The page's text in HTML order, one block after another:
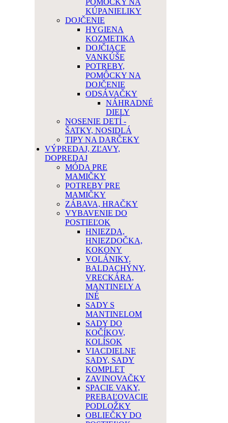
POMÔCKY NA
KÚPANIELIKY
DOJČENIE
HYGIENA
KOZMETIKA
DOJČIACE
VANKÚŠE
POTREBY,
POMÔCKY NA
DOJČENIE
ODSÁVAČKY
NÁHRADNÉ
DIELY
NOSENIE DETÍ -
ŠATKY, NOSIDLÁ
TIPY NA DARČEKY
VÝPREDAJ, ZĽAVY,
DOPREDAJ
MÓDA PRE
MAMIČKY
POTREBY PRE
MAMIČKY
ZÁBAVA, HRAČKY
VYBAVENIE DO
POSTIEĽOK
HNIEZDA,
HNIEZDOČKA,
KOKONY
VOLÁNIKY,
BALDACHÝNY,
VRECKÁRA,
MANTINELY A
INÉ
SADY S
MANTINELOM
SADY DO
KOČÍKOV,
KOLÍSOK
VIACDIELNE
SADY, SADY
KOMPLET
ZAVINOVAČKY
SPACIE VAKY,
PREBAĽOVACIE
PODLOŽKY
OBLIEČKY DO